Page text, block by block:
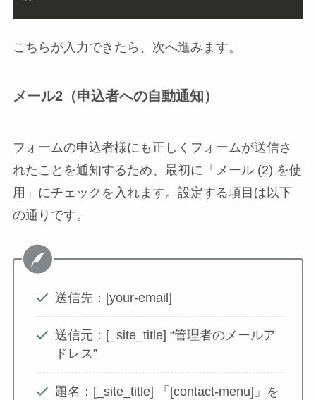
こちらが入力できたら、次へ進みます。
メール2（申込者への自動通知）
フォームの申込者様にも正しくフォームが送信さ
れたことを通知するため、最初に「メール (2) を使
用」にチェックを入れます。設定する項目は以下
の通りです。
送信先：[your-email]
送信元：[_site_title] “管理者のメールア
ドレス”
題名：[_site_title] 「[contact-menu]」を